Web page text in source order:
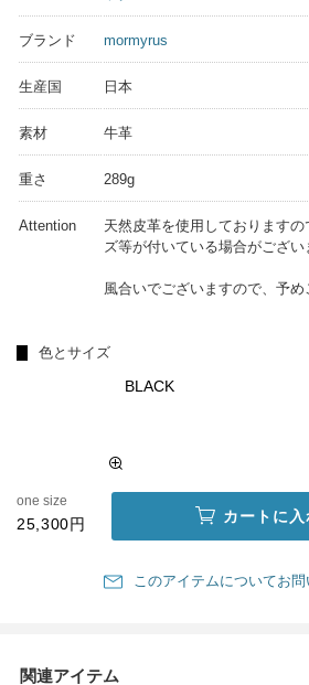
ブランド mormyrus
生産国 日本
素材 牛革
重さ 289g
Attention
天然皮革を使用しております
ズ等が付いている場合がござい
風合いでございますので、予め
色とサイズ
BLACK
one size
25,300円 カートに入
このアイテムについてお
関連アイテム